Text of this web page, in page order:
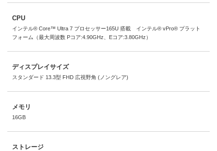
CPU
インテル® Core™ Ultra 7 プロセッサー165U 搭載 インテル® vPro® プラット
フォーム（最大周波数 Pコア:4.90GHz、Eコア:3.80GHz）
ディスプレイサイズ
スタンダード 13.3型 FHD 広視野角 (ノングレア)
メモリ
16GB
ストレージ